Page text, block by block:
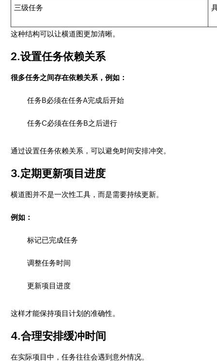
三级任务
这种结构可以让横道图更加清晰。
2.设置任务依赖关系
很多任务之间存在依赖关系，例如：
任务B必须在任务A完成后开始
任务C必须在任务B之后进行
通过设置任务依赖关系，可以避免时间安排冲突。
3.定期更新项目进度
横道图并不是一次性工具，而是需要持续更新。
例如：
标记已完成任务
调整任务时间
更新项目进度
这样才能保持项目计划的准确性。
4.合理安排缓冲时间
在实际项目中，任务往往会遇到意外情况。